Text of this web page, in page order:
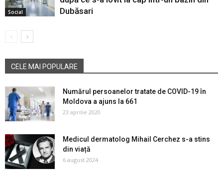
Social
Dubăsari
CELE MAI POPULARE
Numărul persoanelor tratate de COVID-19 în
Moldova a ajuns la 661
23 aprilie 2020
Medicul dermatolog Mihail Cerchez s-a stins
din viață
6 august 2024